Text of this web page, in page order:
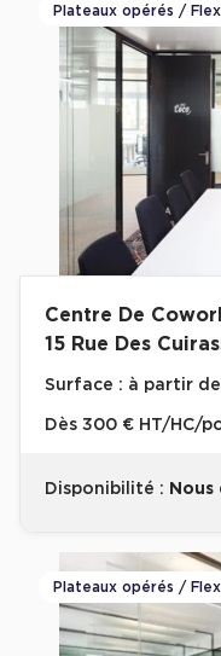
Guide & Conseils
Livrets blancs &
Plateaux opérés /
Centre De
15 Rue Des
Surface : à partir
Dès 300 € HT/HC/
Disponibilité :
Plateaux opérés /